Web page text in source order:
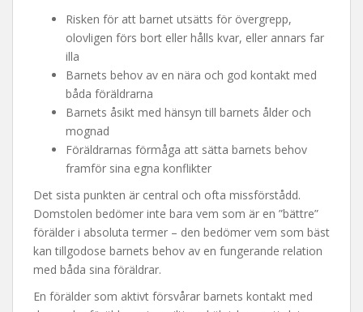
Risken för att barnet utsätts för övergrepp,
olovligen förs bort eller hålls kvar, eller annars far
illa
Barnets behov av en nära och god kontakt med
båda föräldrarna
Barnets åsikt med hänsyn till barnets ålder och
mognad
Föräldrarnas förmåga att sätta barnets behov
framför sina egna konflikter
Det sista punkten är central och ofta missförstådd.
Domstolen bedömer inte bara vem som är en ”bättre”
förälder i absoluta termer – den bedömer vem som bäst
kan tillgodose barnets behov av en fungerande relation
med båda sina föräldrar.
En förälder som aktivt försvårar barnets kontakt med